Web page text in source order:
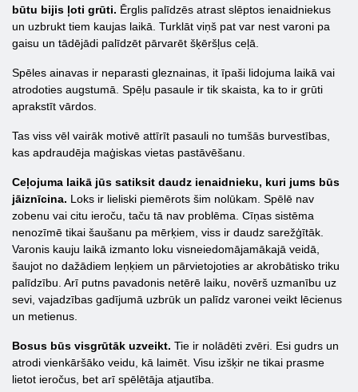
būtu bijis ļoti grūti. Ērglis palīdzēs atrast slēptos ienaidniekus
un uzbrukt tiem kaujas laikā. Turklāt viņš pat var nest varoni pa
gaisu un tādējādi palīdzēt pārvarēt šķēršļus ceļā.
Spēles ainavas ir neparasti gleznainas, it īpaši lidojuma laikā vai
atrodoties augstumā. Spēļu pasaule ir tik skaista, ka to ir grūti
aprakstīt vārdos.
Tas viss vēl vairāk motivē attīrīt pasauli no tumšās burvestības,
kas apdraudēja maģiskas vietas pastāvēšanu.
Ceļojuma laikā jūs satiksit daudz ienaidnieku, kuri jums būs
jāiznīcina. Loks ir lieliski piemērots šim nolūkam. Spēlē nav
zobenu vai citu ieroču, taču tā nav problēma. Cīņas sistēma
nenozīmē tikai šaušanu pa mērķiem, viss ir daudz sarežģītāk.
Varonis kauju laikā izmanto loku visneiedomājamākajā veidā,
šaujot no dažādiem leņķiem un pārvietojoties ar akrobātisko triku
palīdzību. Arī putns pavadonis netērē laiku, novērš uzmanību uz
sevi, vajadzības gadījumā uzbrūk un palīdz varonei veikt lēcienus
un metienus.
Bosus būs visgrūtāk uzveikt. Tie ir nolādēti zvēri. Esi gudrs un
atrodi vienkāršāko veidu, kā laimēt. Visu izšķir ne tikai prasme
lietot ieročus, bet arī spēlētāja atjautība.